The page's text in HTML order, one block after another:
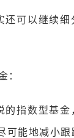
还可以继续
：
的指数型基
可能地减小